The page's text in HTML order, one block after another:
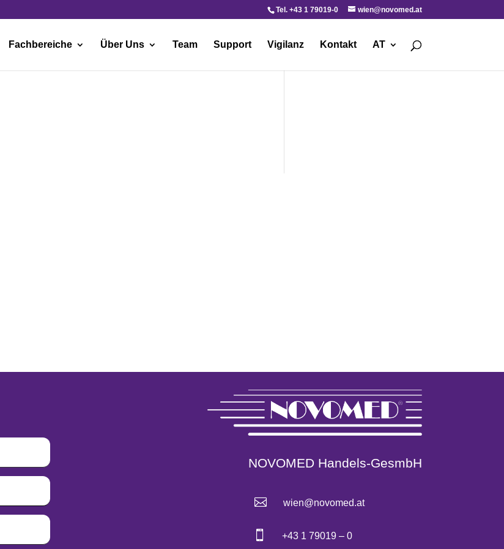
Tel. +43 1 79019-0 wien@novomed.at
Fachbereiche Über Uns Team Support Vigilanz Kontakt AT
NOVOMED Handels-GesmbH
 wien@novomed.at
 +43 1 79019 – 0